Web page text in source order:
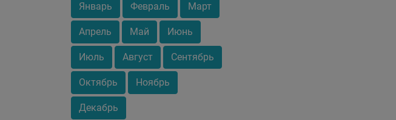
Январь Февраль Март
Апрель Май Июнь
Июль Август Сентябрь
Октябрь Ноябрь
Декабрь